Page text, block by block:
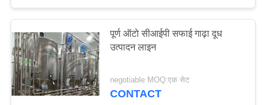
पूर्ण ऑटो सीआईपी सफाई गाढ़ा दूध
उत्पादन लाइन
negotiable MOQ:एक सेट
CONTACT